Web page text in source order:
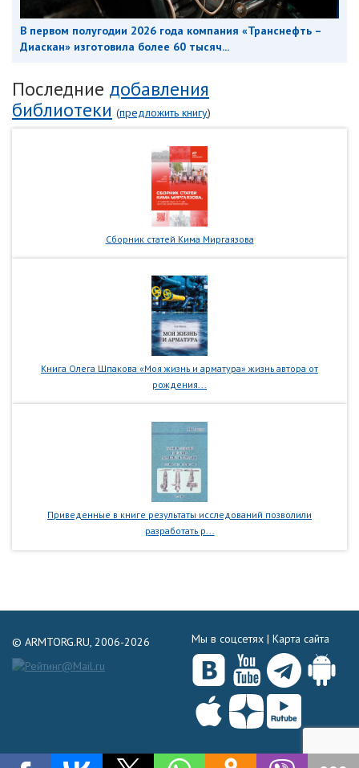
В первом полугодии 2026 года компания «Транснефть –
Диаскан» изготовила более 60 тысяч...
Последние добавления
библиотеки (предложить книгу)
Сборник статей Кима Миргаязова
Книга Олега Шпакова «Моя жизнь и арматура» жизнь автора от
рождения...
Приведенные в книге результаты исследований позволили
разработать р...
© ARMTORG.RU, 2006-2026 Мы в соцсетях | Карта сайта